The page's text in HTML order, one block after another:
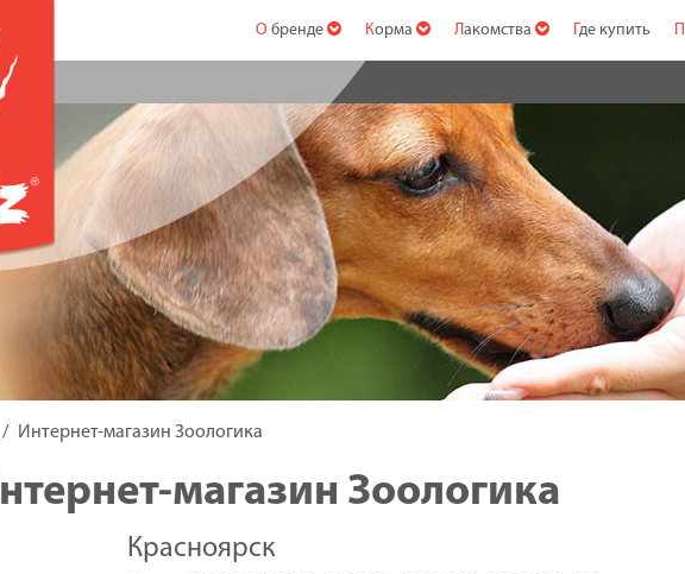
О бренде Корма Лакомства Где купить
Интернет-магазин Зоологика
Интернет-магазин Зоологика
Красноярск